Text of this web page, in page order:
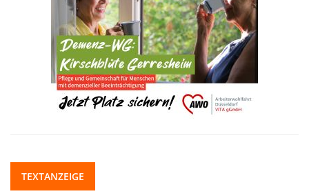
TEXTANZEIGE